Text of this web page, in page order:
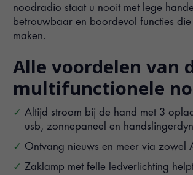
noodradio staat u nooit met lege
betrouwbaar en boordevol functies die
maken.
Alle voordelen van
multifunctionele
Altijd stroom bij de hand met 3
usb, zonnepaneel en
Ontvang nieuws en meer via zowel
Zaklamp met felle ledverlichting